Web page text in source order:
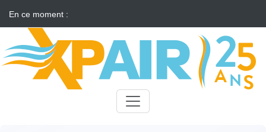
En ce moment :
Solaire : des développeurs s'insurgent contre l'annonce d'appels
d'offres "neutres"
Recruteurs